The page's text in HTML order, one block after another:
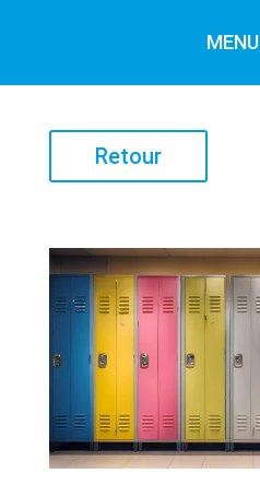
MENU
LE CARREFOUR
Notre mission
Historique
Notre équipe
Conseil d’administration
Retour